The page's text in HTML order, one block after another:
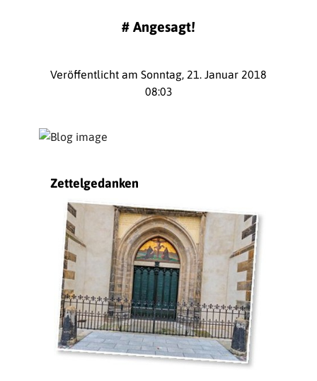
# Angesagt!
Veröffentlicht am Sonntag, 21. Januar 2018
08:03
Zettelgedanken